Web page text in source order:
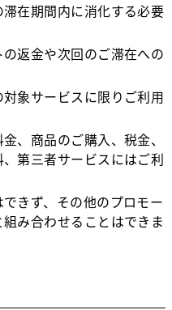
在期間内に消化する必要
返金や次回のご滞在への
象サービスに限りご利用
、商品のご購入、税金、
第三者サービスにはご利
きず、その他のプロモー
み合わせることはできま